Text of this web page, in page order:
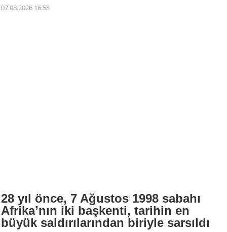
07.08.2026 16:58
28 yıl önce, 7 Ağustos 1998 sabahı
Afrika’nın iki başkenti, tarihin en
büyük saldırılarından biriyle sarsıldı